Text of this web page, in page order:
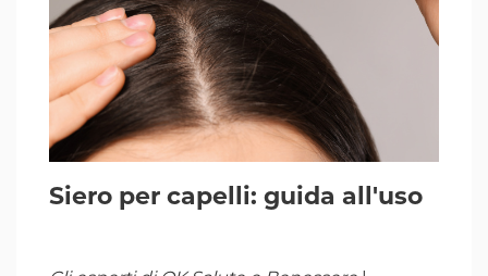
Siero per capelli: guida all'uso